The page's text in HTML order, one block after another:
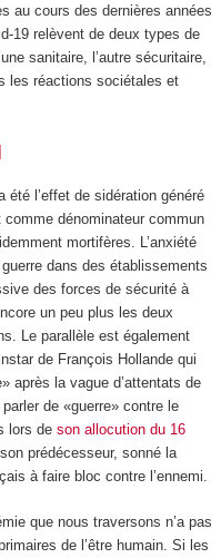
au cours des dernières années
19 relèvent de deux types de
sanitaire, l’autre sécuritaire,
les réactions sociétales et
été l’effet de sidération généré
dénominateur commun
mortifères. L’anxiété
guerre dans des établissements
des forces de sécurité à
un peu plus les deux
Le parallèle est également
de François Hollande qui
après la vague d’attentats de
de «guerre» contre le
lors de son allocution du 16
prédécesseur, sonné la
à faire bloc contre l’ennemi.
que nous traversons n’a pas
de l’être humain. Si les